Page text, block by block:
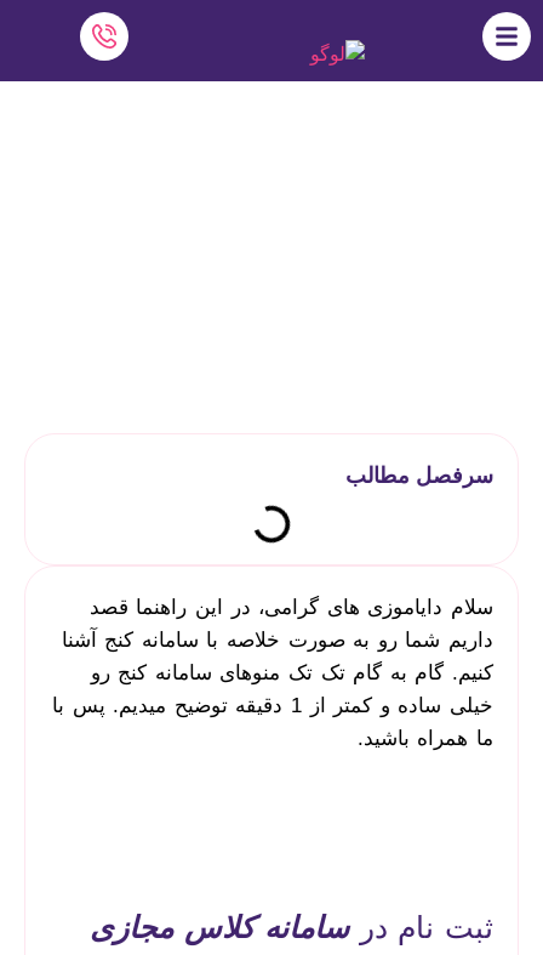
سرفصل مطالب
سلام دایاموزی های گرامی، در این راهنما قصد
داریم شما رو به صورت خلاصه با سامانه کنج آشنا
کنیم. گام به گام تک تک منوهای سامانه کنج رو
خیلی ساده و کمتر از 1 دقیقه توضیح میدیم. پس با
ما همراه باشید.
ثبت نام در سامانه کلاس مجازی